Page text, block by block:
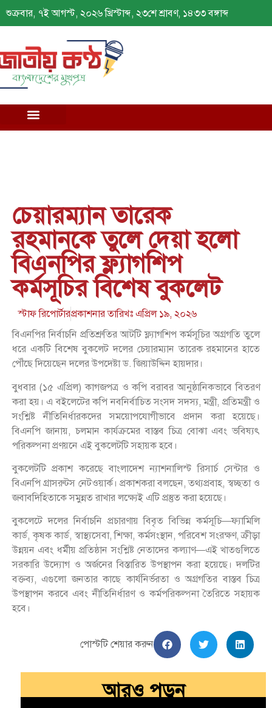
শুক্রবার, ৭ই আগস্ট, ২০২৬ খ্রিস্টাব্দ, ২৩শে শ্রাবণ, ১৪৩৩ বঙ্গাব্দ
চেয়ারম্যান তারেক
রহমানকে তুলে দেয়া হলো
বিএনপির ফ্ল্যাগশিপ
কর্মসূচির বিশেষ বুকলেট
স্টাফ রিপোর্টারপ্রকাশনার তারিখঃএপ্রিল ১৯, ২০২৬
বিএনপির নির্বাচনি প্রতিশ্রুতির আটটি ফ্ল্যাগশিপ কর্মসূচির অগ্রগতি তুলে
ধরে একটি বিশেষ বুকলেট দলের চেয়ারম্যান তারেক রহমানের হাতে
পৌঁছে দিয়েছেন দলের উপদেষ্টা ড. জিয়াউদ্দিন হায়দার।
বুধবার (১৫ এপ্রিল) কাগজপত্র ও কপি বরাবর আনুষ্ঠানিকভাবে বিতরণ
করা হয়। এ বইলেটের কপি নবনির্বাচিত সংসদ সদস্য, মন্ত্রী, প্রতিমন্ত্রী ও
সংশ্লিষ্ট নীতিনির্ধারকদের সময়োপযোগীভাবে প্রদান করা হয়েছে।
বিএনপি জানায়, চলমান কার্যক্রমের বাস্তব চিত্র বোঝা এবং ভবিষ্যৎ
পরিকল্পনা প্রণয়নে এই বুকলেটটি সহায়ক হবে।
বুকলেটটি প্রকাশ করেছে বাংলাদেশ ন্যাশনালিস্ট রিসার্চ সেন্টার ও
বিএনপি গ্রাসরুটস নেটওয়ার্ক। প্রকাশকরা বলছেন, তথ্যপ্রবাহ, স্বচ্ছতা ও
জবাবদিহিতাকে সমুন্নত রাখার লক্ষ্যেই এটি প্রস্তুত করা হয়েছে।
বুকলেটে দলের নির্বাচনি প্রচারণায় বিবৃত বিভিন্ন কর্মসূচি—ফ্যামিলি
কার্ড, কৃষক কার্ড, স্বাস্থ্যসেবা, শিক্ষা, কর্মসংস্থান, পরিবেশ সংরক্ষণ, ক্রীড়া
উন্নয়ন এবং ধর্মীয় প্রতিষ্ঠান সংশ্লিষ্ট নেতাদের কল্যাণ—এই খাতগুলিতে
সরকারি উদ্যোগ ও অর্জনের বিস্তারিত উপস্থাপন করা হয়েছে। দলটির
বক্তব্য, এগুলো জনতার কাছে কার্যনির্ভরতা ও অগ্রগতির বাস্তব চিত্র
উপস্থাপন করবে এবং নীতিনির্ধারণ ও কর্মপরিকল্পনা তৈরিতে সহায়ক
হবে।
পোস্টটি শেয়ার করুন
আরও পড়ুন